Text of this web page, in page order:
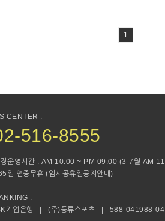
1
CENTER :
516-8555
장운영시간 : AM 10:00 ~ PM 09:00 (3-7월 AM
일 연중무휴 (임시공휴일공지안내)
:
기업은행 | (주)풍류스포츠 | 588-041988-